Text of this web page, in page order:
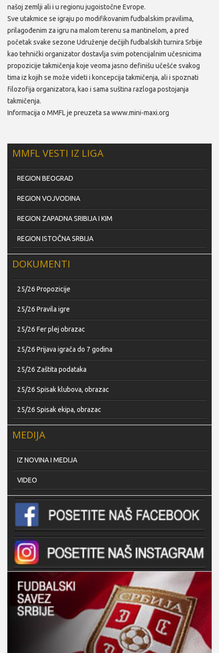
našoj zemlji ali i u regionu jugoistočne Evrope.
Sve utakmice se igraju po modifikovanim fudbalskim pravilima,
prilagođenim za igru na malom terenu sa mantinelom, a pred
početak svake sezone Udruženje dečijih fudbalskih turnira Srbije
kao tehnički organizator dostavlja svim potencijalnim učesnicima
propozicije takmičenja koje veoma jasno definišu učešće svakog
tima iz kojih se može videti i koncepcija takmičenja, ali i spoznati
filozofija organizatora, kao i sama suština razloga postojanja
takmičenja.
Informacija o MMFL je preuzeta sa www.mini-maxi.org
MMFL VESTI IZ LIGA
REGION BEOGRAD
REGION VOJVODINA
REGION ZAPADNA SRIBIJA I KIM
REGION ISTOČNA SRBIJA
DOKUMENTI
25/26 Propozicije
25/26 Pravila igre
25/26 Fer plej obrazac
25/26 Prijava igrača do 7 godina
25/26 Zaštita podataka
25/26 Spisak klubova, obrazac
25/26 Spisak ekipa, obrazac
MEDIJA
IZ NOVINA I MEDIJA
VIDEO